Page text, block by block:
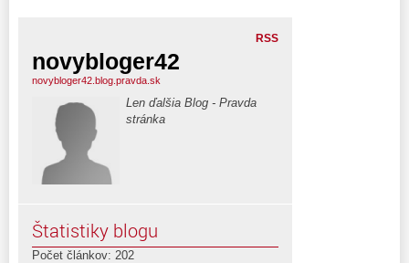
RSS
novybloger42
novybloger42.blog.pravda.sk
Len ďalšia Blog - Pravda
stránka
Štatistiky blogu
Počet článkov: 202